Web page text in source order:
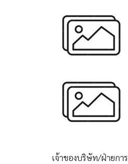
เจ้าของบริษัท/ฝ่ายก